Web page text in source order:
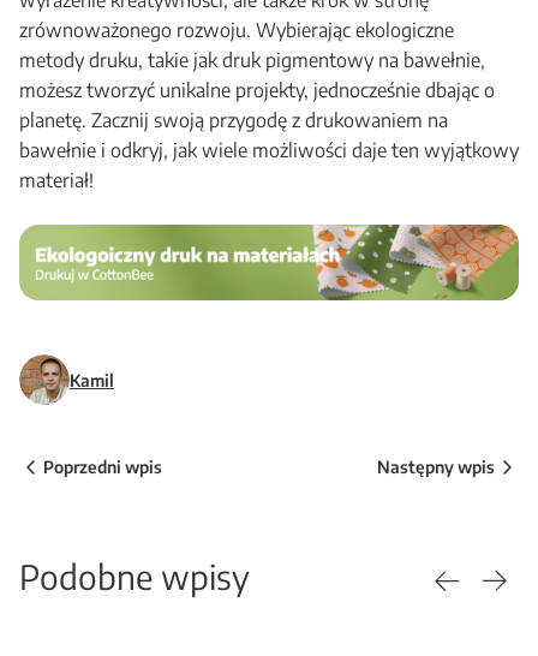
zrównoważonego rozwoju. Wybierając ekologiczne
metody druku, takie jak druk pigmentowy na bawełnie,
możesz tworzyć unikalne projekty, jednocześnie dbając o
planetę. Zacznij swoją przygodę z drukowaniem na
bawełnie i odkryj, jak wiele możliwości daje ten wyjątkowy
materiał!
Kamil
Poprzedni wpis Następny wpis
Podobne wpisy